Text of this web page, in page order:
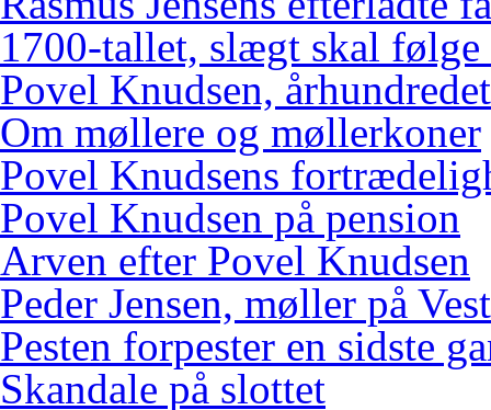
1700-tallet, slægt skal følge
Povel Knudsen,
Om møllere og møllerkoner
Povel Knudsens
Povel Knudsen på pension
Arven efter Povel Knudsen
Peder Jensen, møller på
Pesten forpester en sidste
Skandale på slottet